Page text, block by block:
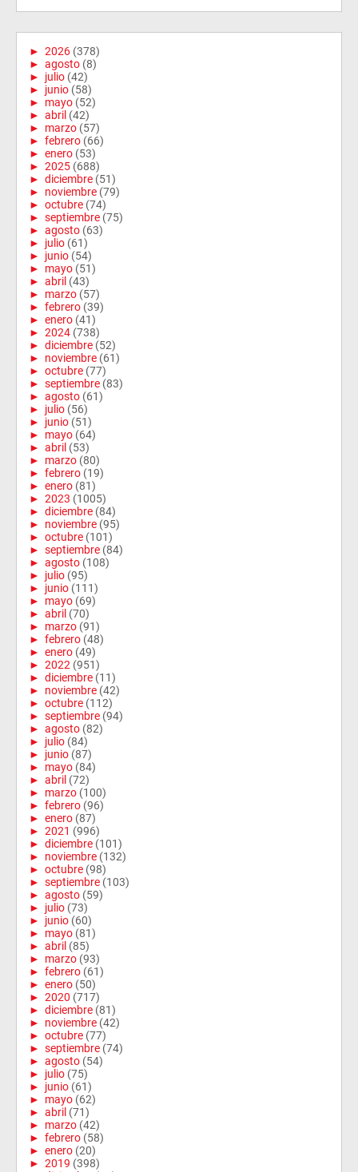
► 2026 (378)
► agosto (8)
► julio (42)
► junio (58)
► mayo (52)
► abril (42)
► marzo (57)
► febrero (66)
► enero (53)
► 2025 (688)
► diciembre (51)
► noviembre (79)
► octubre (74)
► septiembre (75)
► agosto (63)
► julio (61)
► junio (54)
► mayo (51)
► abril (43)
► marzo (57)
► febrero (39)
► enero (41)
► 2024 (738)
► diciembre (52)
► noviembre (61)
► octubre (77)
► septiembre (83)
► agosto (61)
► julio (56)
► junio (51)
► mayo (64)
► abril (53)
► marzo (80)
► febrero (19)
► enero (81)
► 2023 (1005)
► diciembre (84)
► noviembre (95)
► octubre (101)
► septiembre (84)
► agosto (108)
► julio (95)
► junio (111)
► mayo (69)
► abril (70)
► marzo (91)
► febrero (48)
► enero (49)
► 2022 (951)
► diciembre (11)
► noviembre (42)
► octubre (112)
► septiembre (94)
► agosto (82)
► julio (84)
► junio (87)
► mayo (84)
► abril (72)
► marzo (100)
► febrero (96)
► enero (87)
► 2021 (996)
► diciembre (101)
► noviembre (132)
► octubre (98)
► septiembre (103)
► agosto (59)
► julio (73)
► junio (60)
► mayo (81)
► abril (85)
► marzo (93)
► febrero (61)
► enero (50)
► 2020 (717)
► diciembre (81)
► noviembre (42)
► octubre (77)
► septiembre (74)
► agosto (54)
► julio (75)
► junio (61)
► mayo (62)
► abril (71)
► marzo (42)
► febrero (58)
► enero (20)
► 2019 (398)